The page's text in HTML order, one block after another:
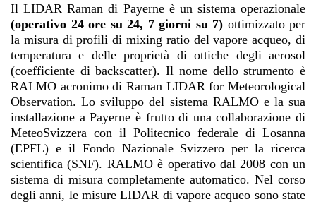
Il LIDAR Raman di Payerne è un sistema operazionale
(operativo 24 ore su 24, 7 giorni su 7) ottimizzato per
la misura di profili di mixing ratio del vapore acqueo, di
temperatura e delle proprietà di ottiche degli aerosol
(coefficiente di backscatter). Il nome dello strumento è
RALMO acronimo di Raman LIDAR for Meteorological
Observation. Lo sviluppo del sistema RALMO e la sua
installazione a Payerne è frutto di una collaborazione di
MeteoSvizzera con il Politecnico federale di Losanna
(EPFL) e il Fondo Nazionale Svizzero per la ricerca
scientifica (SNF). RALMO è operativo dal 2008 con un
sistema di misura completamente automatico. Nel corso
degli anni, le misure LIDAR di vapore acqueo sono state